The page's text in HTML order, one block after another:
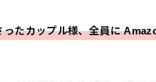
たカップル様、全員に